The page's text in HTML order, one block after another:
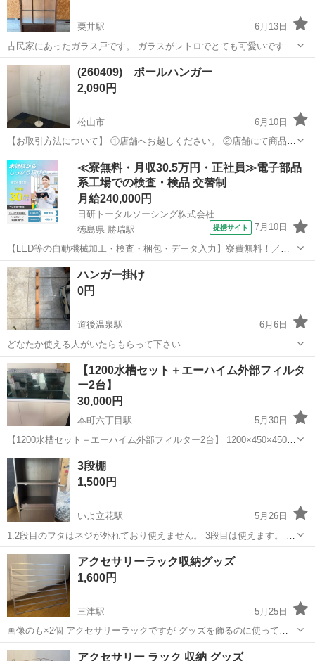
粟井駅
6月13日
古民家にあったガラス戸です。 ガラスがレトロでとても可愛いです。
サイズ 高さ:約170、5cm 幅:約86、2 奥行:約3cm 6/27(土)か6/28(日)の
10〜12時にとりにきてくれる方を優先させていただきま...
愛媛 松山市 収納家具 ガラス
(260409) ポールハンガー
2,090円
松山市
6月10日
【お取引方法について】 ①店舗へお越しください。 ②店舗にて商品を
受け渡し時に代金をお支払い下さい。 ＜店舗情報＞ 中古オフィス家具
専門店『事務太郎』 松山市天山3-9-30 営業時間...
愛媛 松山市 収納家具 店舗
≪寮無料・月収30.5万円・正社員≫電子部品
系工場での検査・検品 交替制
月給240,000円
日研トータルソーシング株式会社
徳島県 勝瑞駅
提携サイト 7月10日
【LED等の自動機械加工・検査・梱包・データ入力】寮費無料！／年
間休日は130日以上／未経験OK！ お仕事について スマートフォンやパ
ソコン、車などに使われるLED等の電子部品の製造とそれに付帯する
作業になります。①部品を...
徳島 鳴門市 勝瑞駅
ハンガー掛け
0円
道後温泉駅
6月6日
どなたか使える人がいたらもらって下さい
愛媛 松山市 道後温泉駅 収納家具
【1200水槽セット＋エーハイム外部フィルタ
ー2台】
30,000円
本町六丁目駅
5月30日
【1200水槽セット＋エーハイム外部フィルター2台】 1200×450×450ガ
ラス水槽と周辺機材のセットです。 【内容】 ・1200×450×450ガラス
水槽 ・エーハイム外部フィルター 2217 ×2台 ・エアーポン...
愛媛 松山市 本町六丁目駅
3段棚
1,500円
いよ立花駅
5月26日
1.2段目のフタはネジが外れており使えません。 3段目は使えます。 使
用感あります。傷も所々あります。
愛媛 松山市 いよ立花駅 収納家具 ネジ
アクセサリーラック収納グッズ
1,600円
三津駅
5月25日
画像のも×2個 アクセサリーラックですが グッズを飾るのに使ってま
した プラスチックやアルミではなさそうなので しっかりしています
横60cm 高さ45cm どちらも一番長いところです 喫煙者 あり ペットな
愛媛 松山市 三津駅 グッズ
アクセサリー ラック 収納 グッズ